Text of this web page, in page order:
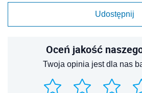
Udostępnij
Oceń jakość
Twoja opinia jest dla nas